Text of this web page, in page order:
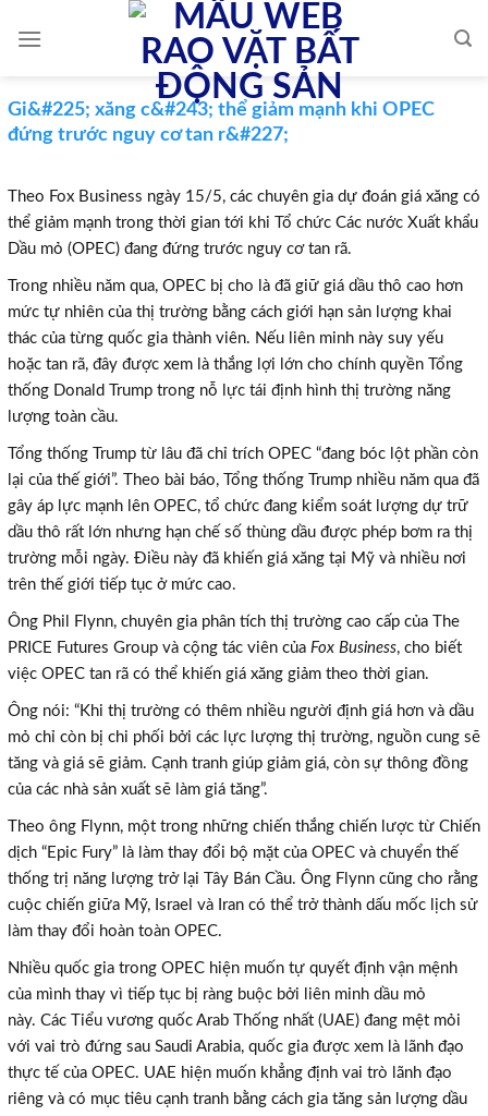
Gi&#225; xăng c&#243; thể giảm mạnh khi OPEC
đứng trước nguy cơ tan r&#227;
Theo Fox Business ngày 15/5, các chuyên gia dự đoán giá xăng có
thể giảm mạnh trong thời gian tới khi Tổ chức Các nước Xuất khẩu
Dầu mỏ (OPEC) đang đứng trước nguy cơ tan rã.
Trong nhiều năm qua, OPEC bị cho là đã giữ giá dầu thô cao hơn
mức tự nhiên của thị trường bằng cách giới hạn sản lượng khai
thác của từng quốc gia thành viên. Nếu liên minh này suy yếu
hoặc tan rã, đây được xem là thắng lợi lớn cho chính quyền Tổng
thống Donald Trump trong nỗ lực tái định hình thị trường năng
lượng toàn cầu.
Tổng thống Trump từ lâu đã chỉ trích OPEC “đang bóc lột phần còn
lại của thế giới”. Theo bài báo, Tổng thống Trump nhiều năm qua đã
gây áp lực mạnh lên OPEC, tổ chức đang kiểm soát lượng dự trữ
dầu thô rất lớn nhưng hạn chế số thùng dầu được phép bơm ra thị
trường mỗi ngày. Điều này đã khiến giá xăng tại Mỹ và nhiều nơi
trên thế giới tiếp tục ở mức cao.
Ông Phil Flynn, chuyên gia phân tích thị trường cao cấp của The
PRICE Futures Group và cộng tác viên của Fox Business, cho biết
việc OPEC tan rã có thể khiến giá xăng giảm theo thời gian.
Ông nói: “Khi thị trường có thêm nhiều người định giá hơn và dầu
mỏ chỉ còn bị chi phối bởi các lực lượng thị trường, nguồn cung sẽ
tăng và giá sẽ giảm. Cạnh tranh giúp giảm giá, còn sự thông đồng
của các nhà sản xuất sẽ làm giá tăng”.
Theo ông Flynn, một trong những chiến thắng chiến lược từ Chiến
dịch “Epic Fury” là làm thay đổi bộ mặt của OPEC và chuyển thế
thống trị năng lượng trở lại Tây Bán Cầu. Ông Flynn cũng cho rằng
cuộc chiến giữa Mỹ, Israel và Iran có thể trở thành dấu mốc lịch sử
làm thay đổi hoàn toàn OPEC.
Nhiều quốc gia trong OPEC hiện muốn tự quyết định vận mệnh
của mình thay vì tiếp tục bị ràng buộc bởi liên minh dầu mỏ
này. Các Tiểu vương quốc Arab Thống nhất (UAE) đang mệt mỏi
với vai trò đứng sau Saudi Arabia, quốc gia được xem là lãnh đạo
thực tế của OPEC. UAE hiện muốn khẳng định vai trò lãnh đạo
riêng và có mục tiêu cạnh tranh bằng cách gia tăng sản lượng dầu